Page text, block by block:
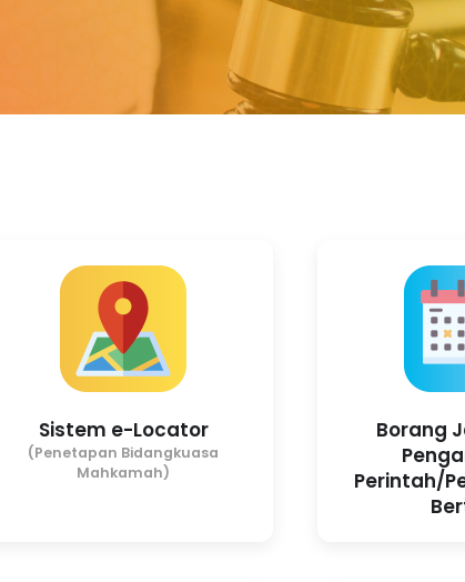
Sistem e-Locator
(Penetapan Bidangkuasa
Mahkamah)
Borang
Perintah/